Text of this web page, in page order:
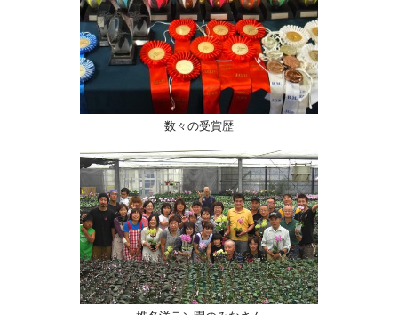
数々の受賞歴